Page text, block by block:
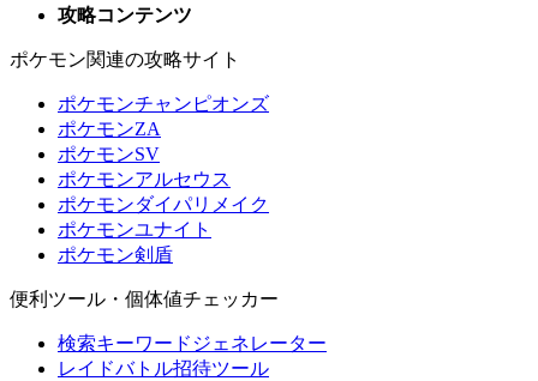
攻略コンテンツ
ポケモン関連の攻略サイト
ポケモンチャンピオンズ
ポケモンZA
ポケモンSV
ポケモンアルセウス
ポケモンダイパリメイク
ポケモンユナイト
ポケモン剣盾
便利ツール・個体値チェッカー
検索キーワードジェネレーター
レイドバトル招待ツール